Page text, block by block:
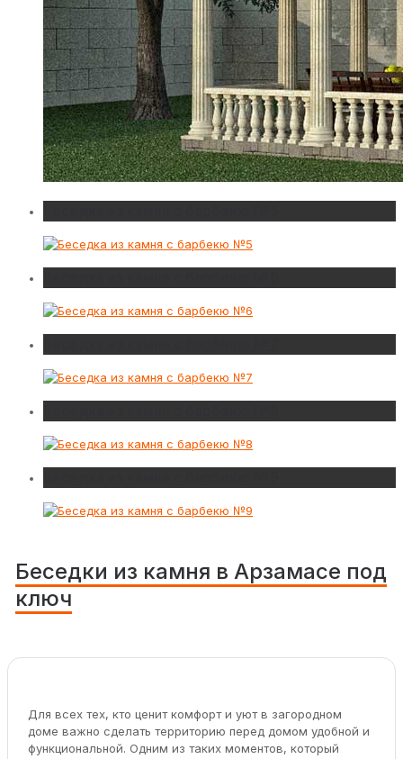
Беседки из камня в Арзамасе под
ключ
Для всех тех, кто ценит комфорт и уют в загородном
доме важно сделать территорию перед домом удобной и
функциональной. Одним из таких моментов, который